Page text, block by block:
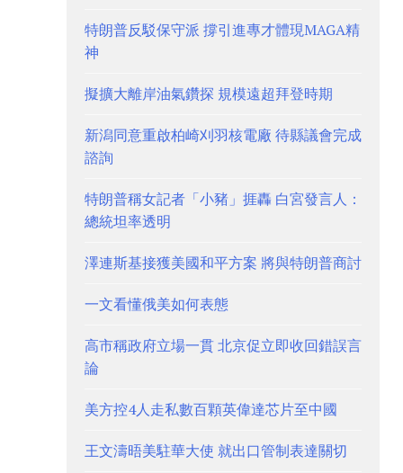
特朗普反駁保守派 撐引進專才體現MAGA精
神
擬擴大離岸油氣鑽探 規模遠超拜登時期
新潟同意重啟柏崎刈羽核電廠 待縣議會完成
諮詢
特朗普稱女記者「小豬」捱轟 白宮發言人：
總統坦率透明
澤連斯基接獲美國和平方案 將與特朗普商討
一文看懂俄美如何表態
高市稱政府立場一貫 北京促立即收回錯誤言
論
美方控4人走私數百顆英偉達芯片至中國
王文濤晤美駐華大使 就出口管制表達關切